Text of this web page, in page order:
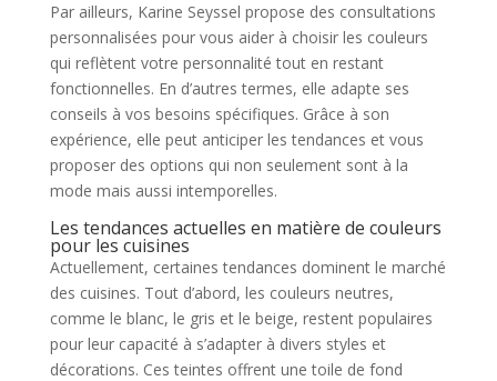
Par ailleurs, Karine Seyssel propose des consultations
personnalisées pour vous aider à choisir les couleurs
qui reflètent votre personnalité tout en restant
fonctionnelles. En d’autres termes, elle adapte ses
conseils à vos besoins spécifiques. Grâce à son
expérience, elle peut anticiper les tendances et vous
proposer des options qui non seulement sont à la
mode mais aussi intemporelles.
Les tendances actuelles en matière de couleurs
pour les cuisines
Actuellement, certaines tendances dominent le marché
des cuisines. Tout d’abord, les couleurs neutres,
comme le blanc, le gris et le beige, restent populaires
pour leur capacité à s’adapter à divers styles et
décorations. Ces teintes offrent une toile de fond